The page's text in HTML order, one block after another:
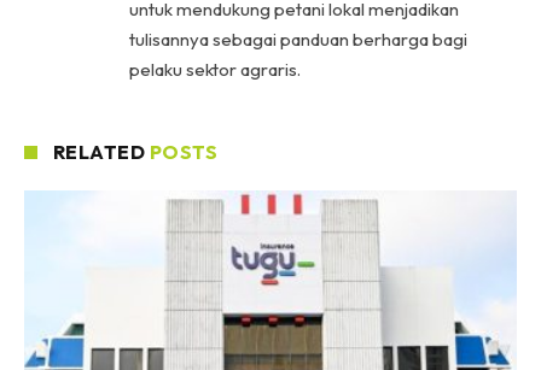
untuk mendukung petani lokal menjadikan
tulisannya sebagai panduan berharga bagi
pelaku sektor agraris.
RELATED POSTS